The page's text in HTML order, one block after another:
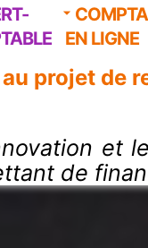
EN LIGNE
projet de
et
de